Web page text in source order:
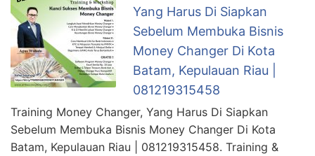
Yang Harus Di Siapkan
Sebelum Membuka Bisnis
Money Changer Di Kota
Batam, Kepulauan Riau |
081219315458
Training Money Changer, Yang Harus Di Siapkan
Sebelum Membuka Bisnis Money Changer Di Kota
Batam, Kepulauan Riau | 081219315458. Training &